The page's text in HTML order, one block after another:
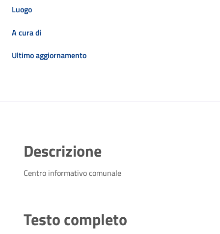
Luogo
A cura di
Ultimo aggiornamento
Descrizione
Centro informativo comunale
Testo completo